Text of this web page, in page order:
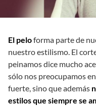
El peloforma parte de
nuestro estilismo. El
peinamos dice mucho
sólo nos preocupamos
fuerte, sino que además
estilos que siempre se